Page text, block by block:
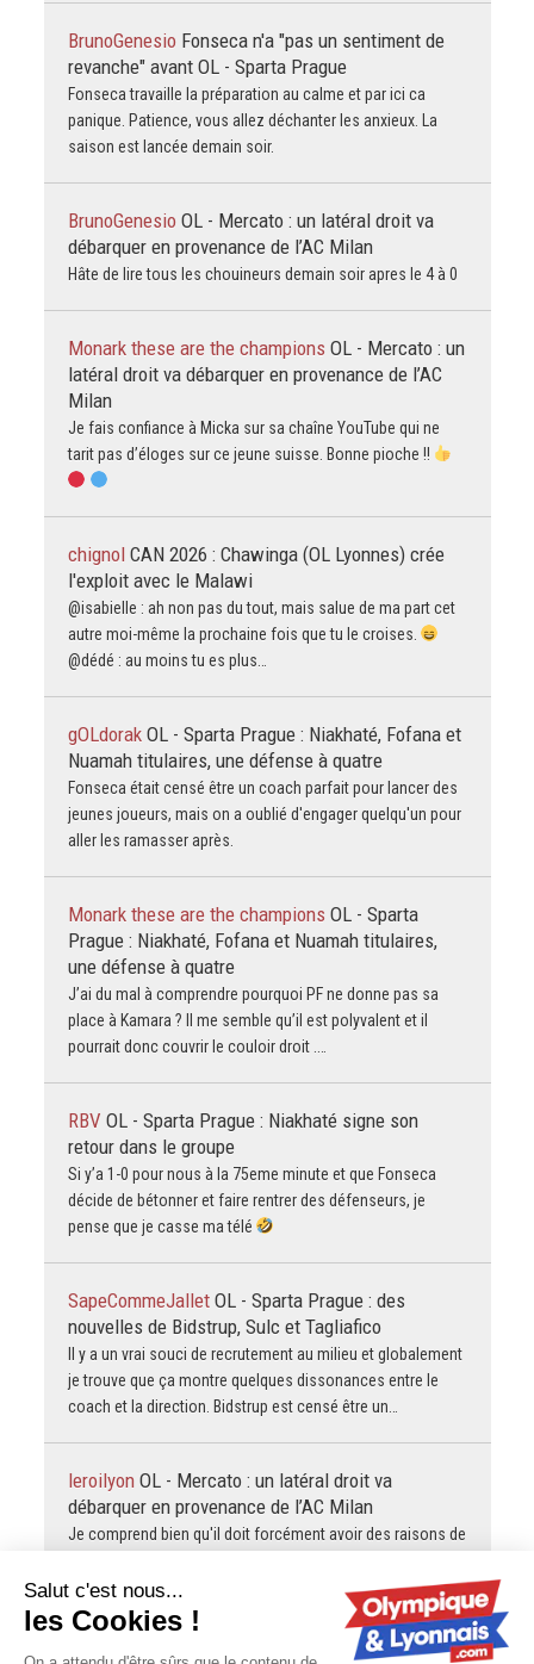
BrunoGenesio Fonseca n'a "pas un sentiment de
revanche" avant OL - Sparta Prague
Fonseca travaille la préparation au calme et par ici ca
panique. Patience, vous allez déchanter les anxieux. La
saison est lancée demain soir.
BrunoGenesio OL - Mercato : un latéral droit va
débarquer en provenance de l’AC Milan
Hâte de lire tous les chouineurs demain soir apres le 4 à 0
Monark these are the champions OL - Mercato : un
latéral droit va débarquer en provenance de l’AC
Milan
Je fais confiance à Micka sur sa chaîne YouTube qui ne
tarit pas d’éloges sur ce jeune suisse. Bonne pioche !!
chignol CAN 2026 : Chawinga (OL Lyonnes) crée
l'exploit avec le Malawi
@isabielle : ah non pas du tout, mais salue de ma part cet
autre moi-même la prochaine fois que tu le croises.
@dédé : au moins tu es plus…
gOLdorak OL - Sparta Prague : Niakhaté, Fofana et
Nuamah titulaires, une défense à quatre
Fonseca était censé être un coach parfait pour lancer des
jeunes joueurs, mais on a oublié d'engager quelqu'un pour
aller les ramasser après.
Monark these are the champions OL - Sparta
Prague : Niakhaté, Fofana et Nuamah titulaires,
une défense à quatre
J’ai du mal à comprendre pourquoi PF ne donne pas sa
place à Kamara ? Il me semble qu’il est polyvalent et il
pourrait donc couvrir le couloir droit .…
RBV OL - Sparta Prague : Niakhaté signe son
retour dans le groupe
Si y’a 1-0 pour nous à la 75eme minute et que Fonseca
décide de bétonner et faire rentrer des défenseurs, je
pense que je casse ma télé
SapeCommeJallet OL - Sparta Prague : des
nouvelles de Bidstrup, Sulc et Tagliafico
Il y a un vrai souci de recrutement au milieu et globalement
je trouve que ça montre quelques dissonances entre le
coach et la direction. Bidstrup est censé être un…
leroilyon OL - Mercato : un latéral droit va
débarquer en provenance de l’AC Milan
Je comprend bien qu'il doit forcément avoir des raisons de
montré des choses intéressantes quand meme, les
mettre…